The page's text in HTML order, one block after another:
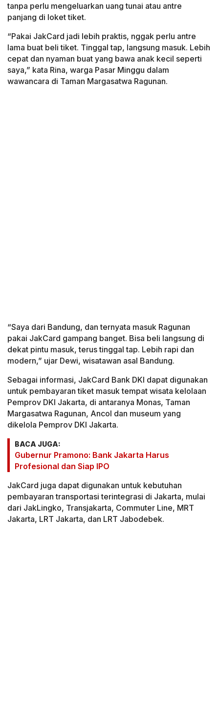
tanpa perlu mengeluarkan uang tunai atau antre
panjang di loket tiket.
“Pakai JakCard jadi lebih praktis, nggak perlu antre
lama buat beli tiket. Tinggal tap, langsung masuk. Lebih
cepat dan nyaman buat yang bawa anak kecil seperti
saya,” kata Rina, warga Pasar Minggu dalam
wawancara di Taman Margasatwa Ragunan.
“Saya dari Bandung, dan ternyata masuk Ragunan
pakai JakCard gampang banget. Bisa beli langsung di
dekat pintu masuk, terus tinggal tap. Lebih rapi dan
modern,” ujar Dewi, wisatawan asal Bandung.
Sebagai informasi, JakCard Bank DKI dapat digunakan
untuk pembayaran tiket masuk tempat wisata kelolaan
Pemprov DKI Jakarta, di antaranya Monas, Taman
Margasatwa Ragunan, Ancol dan museum yang
dikelola Pemprov DKI Jakarta.
BACA JUGA:
Gubernur Pramono: Bank Jakarta Harus
Profesional dan Siap IPO
JakCard juga dapat digunakan untuk kebutuhan
pembayaran transportasi terintegrasi di Jakarta, mulai
dari JakLingko, Transjakarta, Commuter Line, MRT
Jakarta, LRT Jakarta, dan LRT Jabodebek.